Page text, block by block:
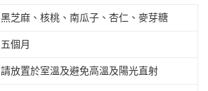
黑芝麻、核桃、南瓜子、杏仁、麥芽糖
五個月
請放置於室溫及避免高溫及陽光直射